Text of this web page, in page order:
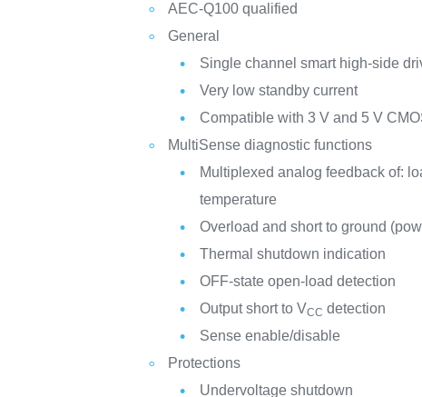
AEC-Q100 qualified
General
Single channel smart high-side
Very low standby current
Compatible with 3 V and 5 V
MultiSense diagnostic functions
Multiplexed analog feedback of:
temperature
Overload and short to ground
Thermal shutdown indication
OFF-state open-load detection
Output short to VCC detection
Sense enable/disable
Protections
Undervoltage shutdown